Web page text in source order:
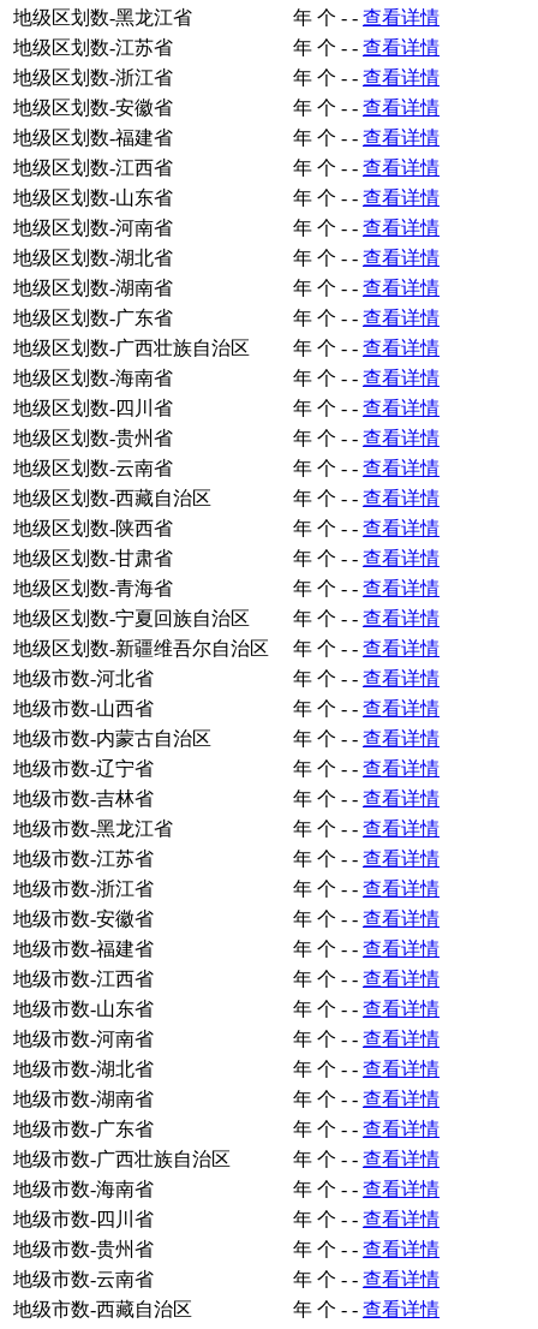
地级区划数-黑龙江省
年 个 - - 查看详情
地级区划数-江苏省
年 个 - - 查看详情
地级区划数-浙江省
年 个 - - 查看详情
地级区划数-安徽省
年 个 - - 查看详情
地级区划数-福建省
年 个 - - 查看详情
地级区划数-江西省
年 个 - - 查看详情
地级区划数-山东省
年 个 - - 查看详情
地级区划数-河南省
年 个 - - 查看详情
地级区划数-湖北省
年 个 - - 查看详情
地级区划数-湖南省
年 个 - - 查看详情
地级区划数-广东省
年 个 - - 查看详情
地级区划数-广西壮族自治区
年 个 - - 查看详情
地级区划数-海南省
年 个 - - 查看详情
地级区划数-四川省
年 个 - - 查看详情
地级区划数-贵州省
年 个 - - 查看详情
地级区划数-云南省
年 个 - - 查看详情
地级区划数-西藏自治区
年 个 - - 查看详情
地级区划数-陕西省
年 个 - - 查看详情
地级区划数-甘肃省
年 个 - - 查看详情
地级区划数-青海省
年 个 - - 查看详情
地级区划数-宁夏回族自治区
年 个 - - 查看详情
地级区划数-新疆维吾尔自治区
年 个 - - 查看详情
地级市数-河北省
年 个 - - 查看详情
地级市数-山西省
年 个 - - 查看详情
地级市数-内蒙古自治区
年 个 - - 查看详情
地级市数-辽宁省
年 个 - - 查看详情
地级市数-吉林省
年 个 - - 查看详情
地级市数-黑龙江省
年 个 - - 查看详情
地级市数-江苏省
年 个 - - 查看详情
地级市数-浙江省
年 个 - - 查看详情
地级市数-安徽省
年 个 - - 查看详情
地级市数-福建省
年 个 - - 查看详情
地级市数-江西省
年 个 - - 查看详情
地级市数-山东省
年 个 - - 查看详情
地级市数-河南省
年 个 - - 查看详情
地级市数-湖北省
年 个 - - 查看详情
地级市数-湖南省
年 个 - - 查看详情
地级市数-广东省
年 个 - - 查看详情
地级市数-广西壮族自治区
年 个 - - 查看详情
地级市数-海南省
年 个 - - 查看详情
地级市数-四川省
年 个 - - 查看详情
地级市数-贵州省
年 个 - - 查看详情
地级市数-云南省
年 个 - - 查看详情
地级市数-西藏自治区
年 个 - - 查看详情